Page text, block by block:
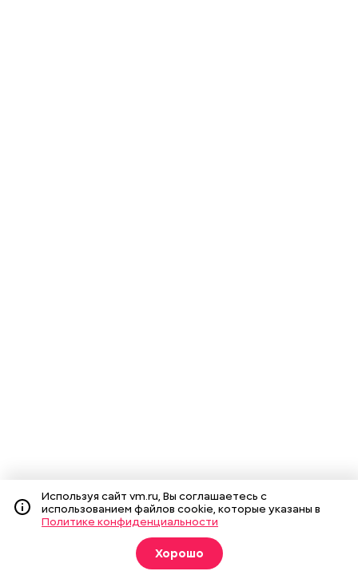
Используя сайт vm.ru, Вы соглашаетесь с
использованием файлов cookie, которые указаны в
Политике конфиденциальности
Хорошо